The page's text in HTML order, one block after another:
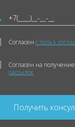
Согласенс польз.
Согласен на получение
рассылок
Получить